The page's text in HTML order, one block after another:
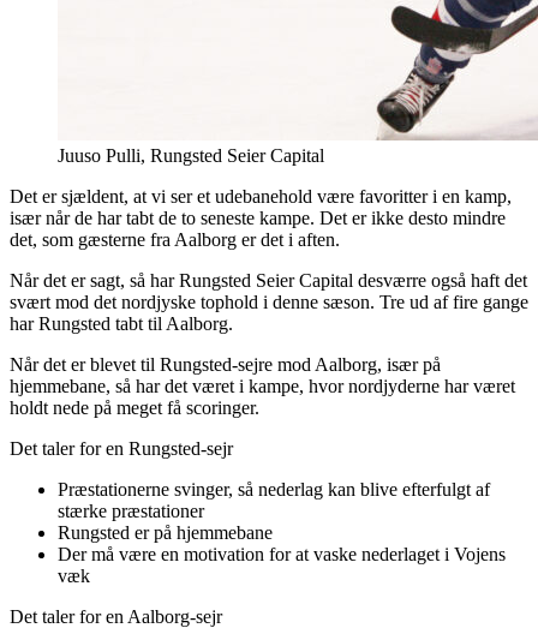
Juuso Pulli, Rungsted Seier Capital
Det er sjældent, at vi ser et udebanehold være favoritter i en kamp,
især når de har tabt de to seneste kampe. Det er ikke desto mindre
det, som gæsterne fra Aalborg er det i aften.
Når det er sagt, så har Rungsted Seier Capital desværre også haft det
svært mod det nordjyske tophold i denne sæson. Tre ud af fire gange
har Rungsted tabt til Aalborg.
Når det er blevet til Rungsted-sejre mod Aalborg, især på
hjemmebane, så har det været i kampe, hvor nordjyderne har været
holdt nede på meget få scoringer.
Det taler for en Rungsted-sejr
Præstationerne svinger, så nederlag kan blive efterfulgt af
stærke præstationer
Rungsted er på hjemmebane
Der må være en motivation for at vaske nederlaget i Vojens
væk
Det taler for en Aalborg-sejr